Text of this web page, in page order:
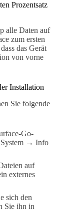
Prozentsatz
alle Daten auf
zum ersten
das Gerät
von vorne
Installation
Sie folgende
Go-
System → Info
auf
externes
sich den
Sie ihn in